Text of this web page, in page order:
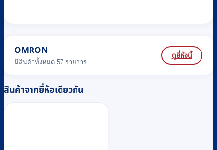
OMRON
มีสินค้าทั้งหมด 57 รายการ
ดูยี่ห้อนี้
สินค้าจากยี่ห้อเดียวกัน